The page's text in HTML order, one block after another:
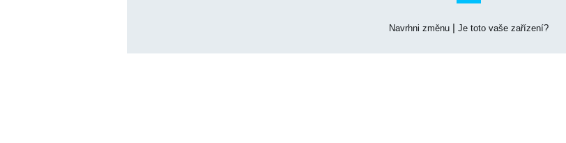
Navrhni změnu| Je toto vaše zařízení?